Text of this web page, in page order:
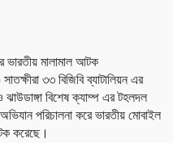
৩৩ বিজিবি ব্যাটালিয়ন এর
ঝাউডাঙ্গা বিশেষ ক্যাম্প এর টহলদল
পরিচালনা করে ভারতীয় মোবাইল
করেছে।